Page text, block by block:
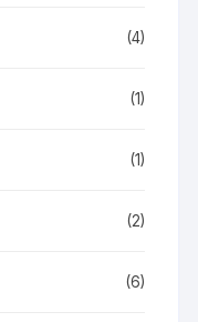
(4)
(1)
(1)
(2)
(6)